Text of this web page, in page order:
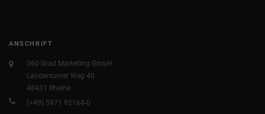
ANSCHRIFT
360 Grad Marketing GmbH
Landersumer Weg 40
48431 Rheine
(+49) 5971 92164-0